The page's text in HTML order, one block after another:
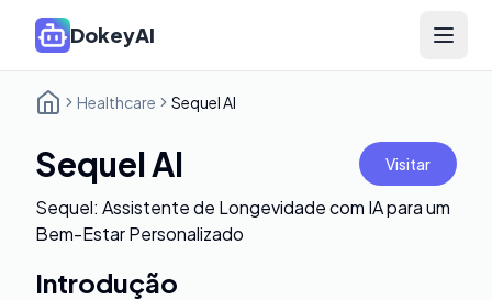
DokeyAI Open
Healthcare Sequel AI
Sequel AI Visitar
Sequel: Assistente de Longevidade com IA para um
Bem-Estar Personalizado
Introdução